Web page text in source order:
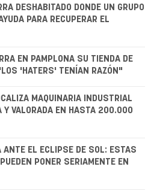
DESHABITADO DONDE UN GRUPO
PARA RECUPERAR EL
EN PAMPLONA SU TIENDA DE
'HATERS' TENÍAN RAZÓN"
MAQUINARIA INDUSTRIAL
Y VALORADA EN HASTA 200.000
ANTE EL ECLIPSE DE SOL: ESTAS
PONER SERIAMENTE EN